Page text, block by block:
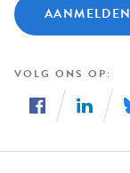
AANMELDEN
VOLG ONS OP
ons
ons